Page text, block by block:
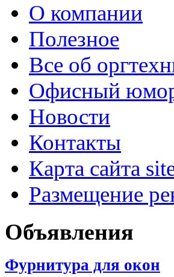
О компании
Полезное
Все об
Офисный
Новости
Контакты
Карта сайта
Размещение
Объявления
Фурнитура для окон